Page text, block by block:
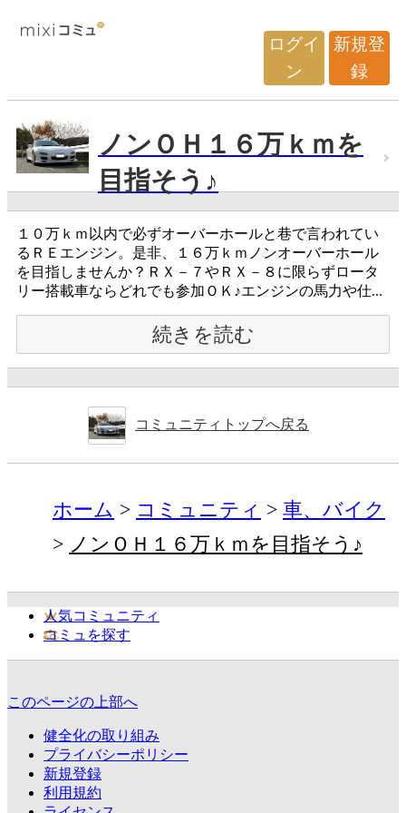
ログイ
ン
新規登
録
ノンＯＨ１６万ｋｍを
目指そう♪
１０万ｋｍ以内で必ずオーバーホールと巷で言われてい
るＲＥエンジン。是非、１６万ｋｍノンオーバーホール
を目指しませんか？ＲＸ－７やＲＸ－８に限らずロータ
リー搭載車ならどれでも参加ＯＫ♪エンジンの馬力や仕...
続きを読む
コミュニティトップへ戻る
ホーム コミュニティ
車、バイク
ノンＯＨ１６万ｋｍを目指そう♪
人気コミュニティ
コミュを探す
このページの上部へ
健全化の取り組み
プライバシーポリシー
新規登録
利用規約